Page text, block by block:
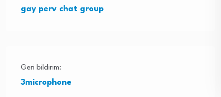
gay perv chat group
Geri bildirim:
3microphone